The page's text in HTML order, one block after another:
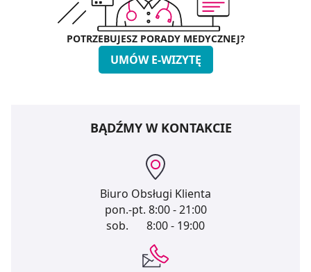
POTRZEBUJESZ PORADY MEDYCZNEJ?
UMÓW E-WIZYTĘ
BĄDŹMY W KONTAKCIE
Biuro Obsługi Klienta
pon.-pt. 8:00 - 21:00
sob.
8:00 - 19:00